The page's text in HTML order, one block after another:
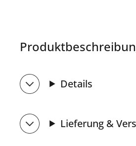
Details
Lieferung &